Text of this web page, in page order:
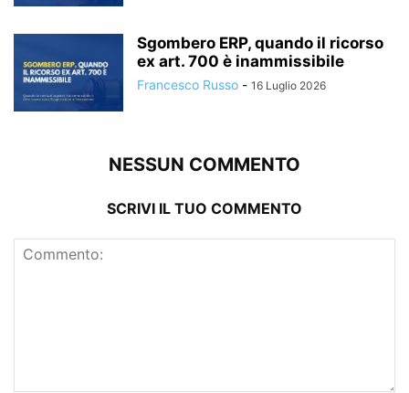
Sgombero ERP, quando il ricorso
ex art. 700 è inammissibile
Francesco Russo - 16 Luglio 2026
NESSUN COMMENTO
SCRIVI IL TUO COMMENTO